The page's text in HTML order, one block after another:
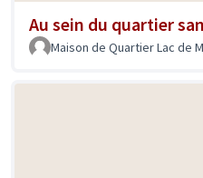
Au sein du quartier
Maison de Quartier Lac de